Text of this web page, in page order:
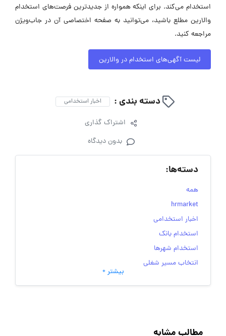
استخدام می‌کند. برای اینکه همواره از جدیدترین فرصت‌های استخدام
والارین مطلع باشید، می‌توانید به صفحه اختصاصی آن در جاب‌ویژن
مراجعه کنید.
لیست آگهی‌های استخدام در والارین
دسته بندی : اخبار استخدامی
اشتراک گذاری
بدون دیدگاه
دسته‌ها:
همه
hrmarket
اخبار استخدامی
استخدام بانک
استخدام شهرها
انتخاب مسیر شغلی
به‌روزرسانی‌های سایت (کارجویی)
بیشتر +